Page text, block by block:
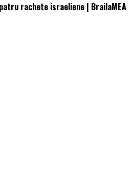
rachete israeliene | BrailaMEA